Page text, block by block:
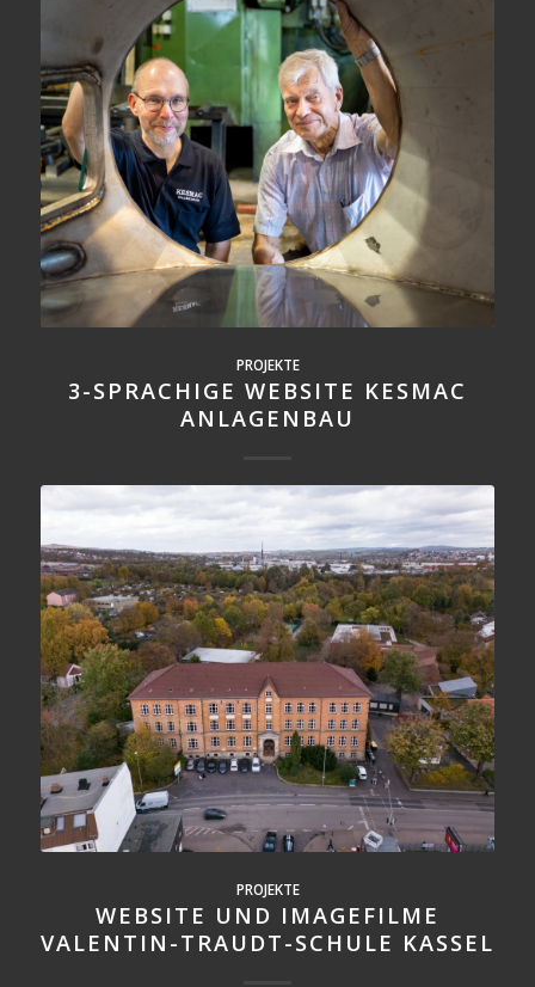
PROJEKTE
3-SPRACHIGE WEBSITE KESMAC
ANLAGENBAU
PROJEKTE
WEBSITE UND IMAGEFILME
VALENTIN-TRAUDT-SCHULE KASSEL